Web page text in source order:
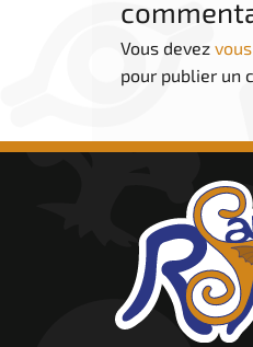
Vous devez
pour publier un